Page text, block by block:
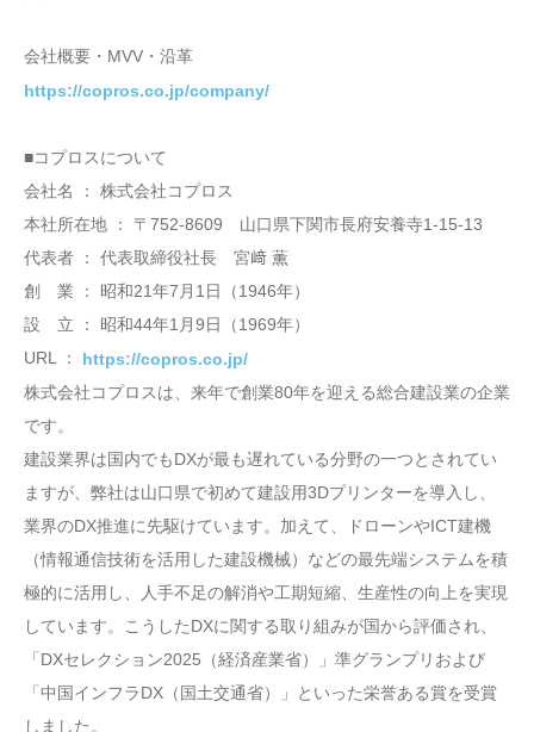
会社概要・MVV・沿革
https://copros.co.jp/company/
■コプロスについて
会社名 ： 株式会社コプロス
本社所在地 ： 〒752-8609 山口県下関市長府安養寺1-15-13
代表者 ： 代表取締役社長 宮﨑 薫
創 業 ： 昭和21年7月1日（1946年）
設 立 ： 昭和44年1月9日（1969年）
URL ： https://copros.co.jp/
株式会社コプロスは、来年で創業80年を迎える総合建設業の企業
です。
建設業界は国内でもDXが最も遅れている分野の⼀つとされてい
ますが、弊社は⼭⼝県で初めて建設⽤3Dプリンターを導⼊し、
業界のDX推進に先駆けています。加えて、ドローンやICT建機
（情報通信技術を活⽤した建設機械）などの最先端システムを積
極的に活⽤し、⼈⼿不⾜の解消や⼯期短縮、⽣産性の向上を実現
しています。こうしたDXに関する取り組みが国から評価され、
「DXセレクション2025（経済産業省）」準グランプリおよび
「中国インフラDX（国⼟交通省）」といった栄誉ある賞を受賞
しました。